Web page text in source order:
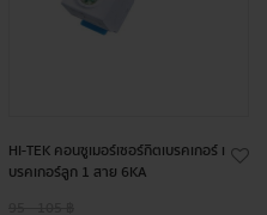
HI-TEK คอนซูเมอร์เซอร์กิตเบรคเกอร์ เ
บรคเกอร์ลูก 1 สาย 6KA